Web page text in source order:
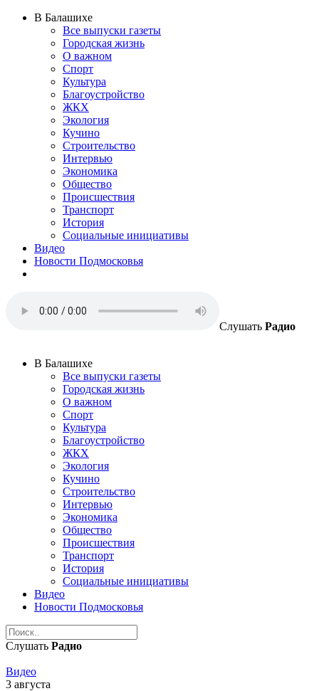
В Балашихе
Все выпуски газеты
Городская жизнь
О важном
Спорт
Культура
Благоустройство
ЖКХ
Экология
Кучино
Строительство
Интервью
Экономика
Общество
Происшествия
Транспорт
История
Социальные инициативы
Видео
Новости Подмосковья
Слушать Радио
В Балашихе
Все выпуски газеты
Городская жизнь
О важном
Спорт
Культура
Благоустройство
ЖКХ
Экология
Кучино
Строительство
Интервью
Экономика
Общество
Происшествия
Транспорт
История
Социальные инициативы
Видео
Новости Подмосковья
Слушать Радио
Видео
3 августа